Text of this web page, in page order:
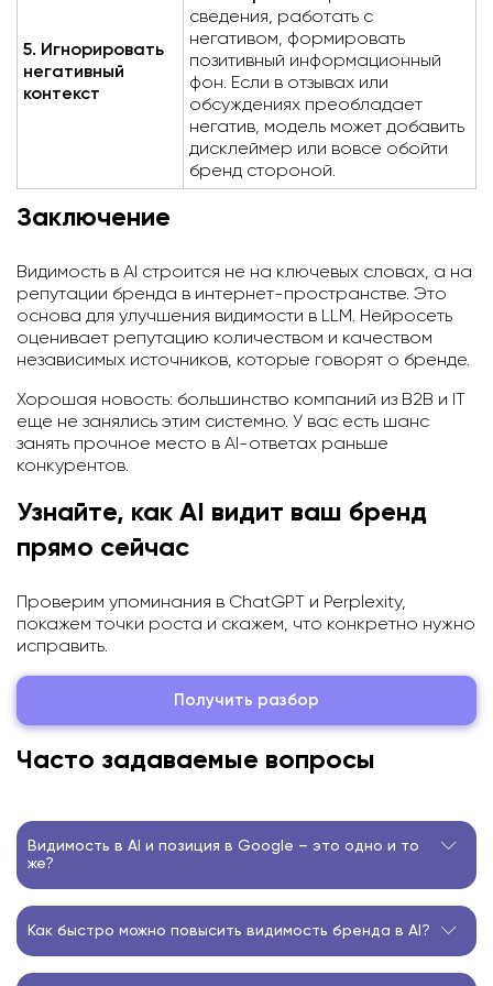
5. Игнорировать
негативный
контекст
сведения, работать с
негативом, формировать
позитивный информационный
фон. Если в отзывах или
обсуждениях преобладает
негатив, модель может добавить
дисклеймер или вовсе обойти
бренд стороной.
Заключение
Видимость в AI строится не на ключевых словах, а на
репутации бренда в интернет-пространстве. Это
основа для улучшения видимости в LLM. Нейросеть
оценивает репутацию количеством и качеством
независимых источников, которые говорят о бренде.
Хорошая новость: большинство компаний из B2B и IT
еще не занялись этим системно. У вас есть шанс
занять прочное место в AI-ответах раньше
конкурентов.
Узнайте, как AI видит ваш бренд
прямо сейчас
Проверим упоминания в ChatGPT и Perplexity,
покажем точки роста и скажем, что конкретно нужно
исправить.
Получить разбор
Часто задаваемые вопросы
Видимость в AI и позиция в Google – это одно и то
же?
разные метрики с разными факторами. Можно занимать
отсутствовать в ChatGPT. AI смотрит не на позицию
Как быстро можно повысить видимость бренда в AI?